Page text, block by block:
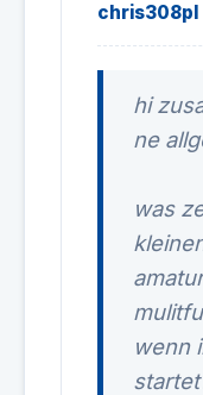
chris308pl
hi
ne
was
wenn